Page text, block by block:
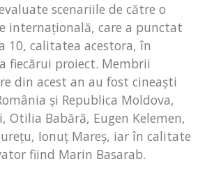
scenariile de către o
internațională, care a punctat
10, calitatea acestora, în
fiecărui proiect. Membrii
din acest an au fost cineaști
și Republica Moldova,
Otilia Babără, Eugen Kelemen,
Ionuţ Mareş, iar în calitate
fiind Marin Basarab.